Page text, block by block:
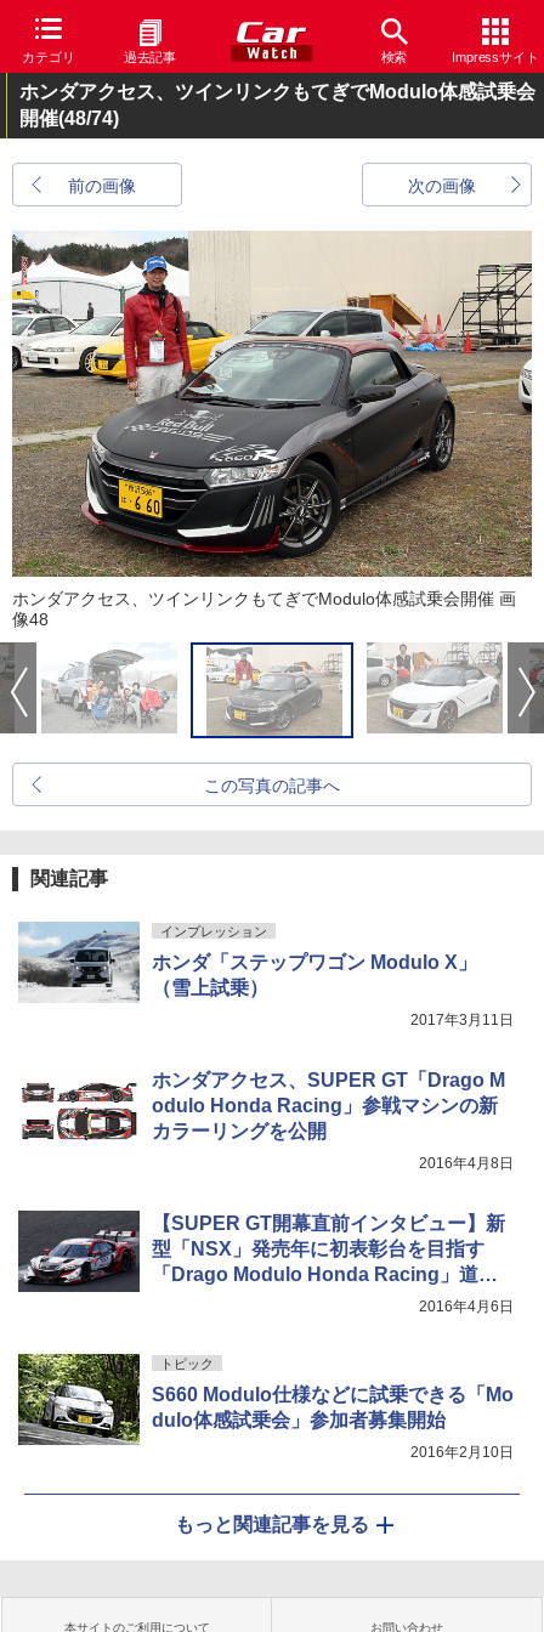
カテゴリ 過去記事 検索 Impressサイト
ホンダアクセス、ツインリンクもてぎでModulo体感試乗会
開催(48/74)
前の画像 次の画像
ホンダアクセス、ツインリンクもてぎでModulo体感試乗会開催 画
像48
この写真の記事へ
関連記事
インプレッション
ホンダ「ステップワゴン Modulo X」
（雪上試乗）
2017年3月11日
ホンダアクセス、SUPER GT「Drago M
odulo Honda Racing」参戦マシンの新
カラーリングを公開
2016年4月8日
【SUPER GT開幕直前インタビュー】新
型「NSX」発売年に初表彰台を目指す
「Drago Modulo Honda Racing」道上
2016年4月6日
トピック
S660 Modulo仕様などに試乗できる「Mo
dulo体感試乗会」参加者募集開始
2016年2月10日
もっと関連記事を見る
本サイトのご利用について お問い合わせ